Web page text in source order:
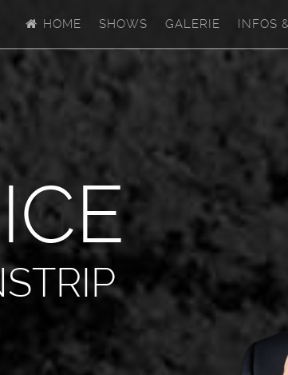
HOME SHOWS GALERIE INFOS
ICE